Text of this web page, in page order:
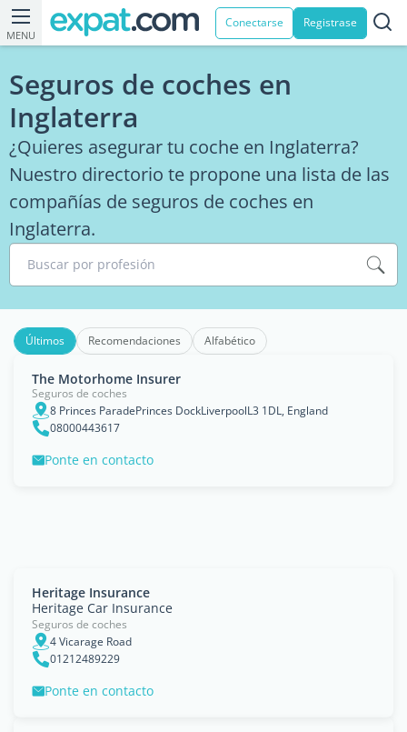
MENU
Conectarse Registrase
Seguros de coches en
Inglaterra
¿Quieres asegurar tu coche en Inglaterra?
Nuestro directorio te propone una lista de las
compañías de seguros de coches en
Inglaterra.
Buscar por profesión
Últimos Recomendaciones Alfabético
The Motorhome Insurer
Seguros de coches
8 Princes ParadePrinces DockLiverpoolL3 1DL, England
08000443617
Ponte en contacto
Heritage Insurance
Heritage Car Insurance
Seguros de coches
4 Vicarage Road
01212489229
Ponte en contacto